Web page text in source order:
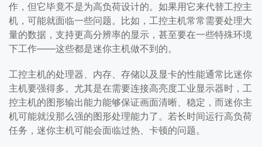
作，但它毕竟不是为高负荷设计的。如果用它来代替工控主
机，可能就面临一些问题。比如，工控主机常常需要处理大
量的数据，支持更高分辨率的显示，甚至要在一些特殊环境
下工作——这些都是迷你主机做不到的。
工控主机的处理器、内存、存储以及显卡的性能通常比迷你
主机要强得多。尤其是在需要连接高亮度工业显示器时，工
控主机的图形输出能力能够保证画面清晰、稳定，而迷你主
机可能就没那么强的图形处理能力了。若长时间运行高负荷
任务，迷你主机可能会面临过热、卡顿的问题。